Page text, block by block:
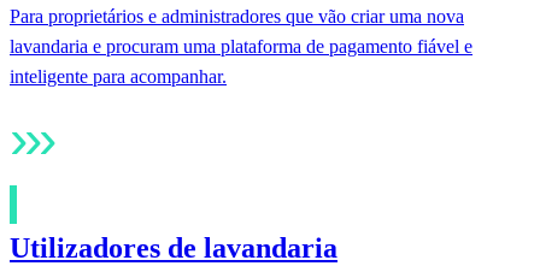
Para proprietários e administradores que vão criar uma nova
lavandaria e procuram uma plataforma de pagamento fiável e
inteligente para acompanhar.
›››
Utilizadores de lavandaria